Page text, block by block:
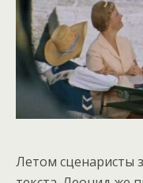
Летом сценаристы